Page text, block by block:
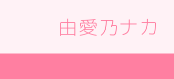
由愛乃ナカ